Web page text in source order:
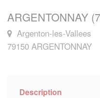
ARGENTONNAY
Argenton-les-Vallees
79150 ARGENTONNAY
Description